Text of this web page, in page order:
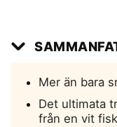
Mer än bara
Det ultimata
från en vit